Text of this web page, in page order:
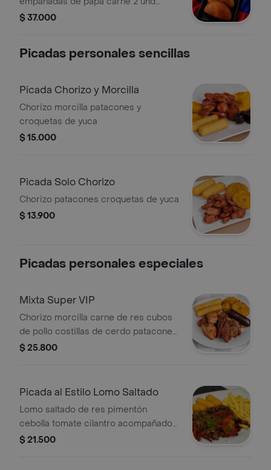
empandas de pollo 2 und empanadas
$ 37.000
Picadas personales sencillas
Picada Chorizo y Morcilla
Chorizo morcilla patacones y
croquetas de yuca
$ 15.000
Picada Solo Chorizo
Chorizo patacones croquetas de yuca
$ 13.900
Picadas personales especiales
Mixta Super VIP
Chorizo morcilla carne de res cubos
de pollo costillas de cerdo patacones
croquetas de yuca
$ 25.800
Picada al Estilo Lomo Saltado
Lomo saltado de res pimentón
cebolla tomate cilantro acompañados
de papas francesa y croqueta de
$ 21.500